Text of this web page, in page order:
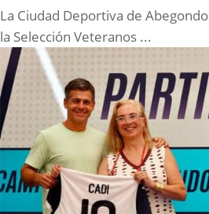
La Ciudad Deportiva de
la Selección Veteranos ...